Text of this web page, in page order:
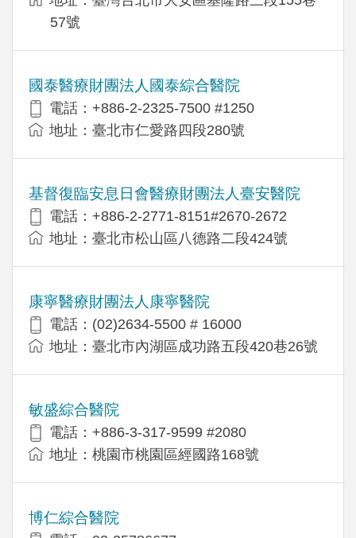
57號
國泰醫療財團法人國泰綜合醫院
電話：+886-2-2325-7500 #1250
地址：臺北市仁愛路四段280號
基督復臨安息日會醫療財團法人臺安醫院
電話：+886-2-2771-8151#2670-2672
地址：臺北市松山區八德路二段424號
康寧醫療財團法人康寧醫院
電話：(02)2634-5500 # 16000
地址：臺北市內湖區成功路五段420巷26號
敏盛綜合醫院
電話：+886-3-317-9599 #2080
地址：桃園市桃園區經國路168號
博仁綜合醫院